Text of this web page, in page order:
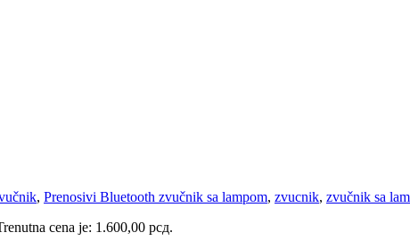
, Prenosivi Bluetooth zvučnik sa lampom, zvucnik, zvučnik sa
cena je: 1.600,00 рсд.